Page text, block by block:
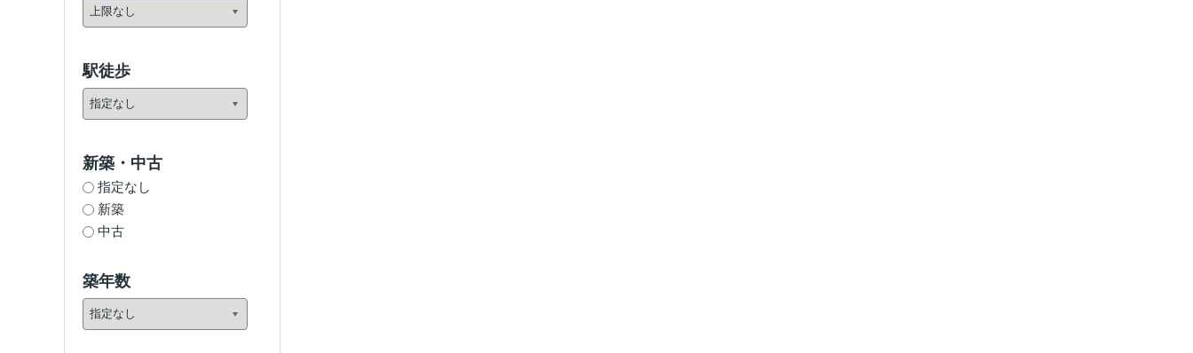
駅徒歩
新築・中古
指定なし
新築
中古
築年数